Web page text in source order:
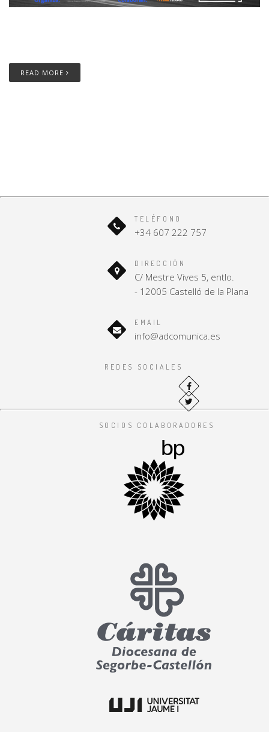
READ MORE
TELÉFONO
+34 607 222 757
DIRECCIÓN
C/ Mestre Vives 5, entlo.
- 12005 Castelló de la Plana
EMAIL
info@adcomunica.es
REDES SOCIALES
SOCIOS COLABORADORES